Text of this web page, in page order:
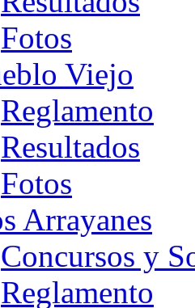
Fotos
Viejo
Reglamento
Resultados
Fotos
Arrayanes
Concursos y
Reglamento